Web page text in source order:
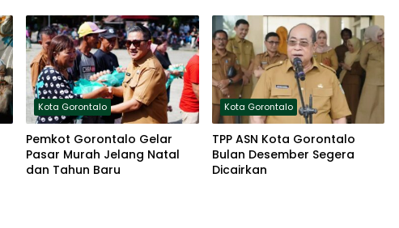
Kota Gorontalo
Pemkot Gorontalo Gelar
Pasar Murah Jelang Natal
dan Tahun Baru
Kota Gorontalo
TPP ASN Kota Gorontalo
Bulan Desember Segera
Dicairkan